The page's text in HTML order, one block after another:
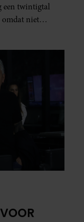
een twintigtal
omdat niet